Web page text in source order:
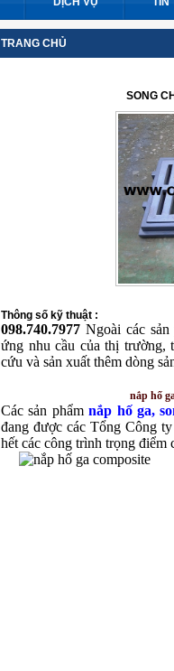
TRANG CHỦ
SONG
Thông số kỹ thuật :
098.740.7977 Ngoài các
ứng nhu cầu của thị trường,
cứu và sản xuất thêm dòng
nắp hố
Các sản phẩmnắp hố ga,
đang được các Tổng Công
hết các công trình trọng điểm